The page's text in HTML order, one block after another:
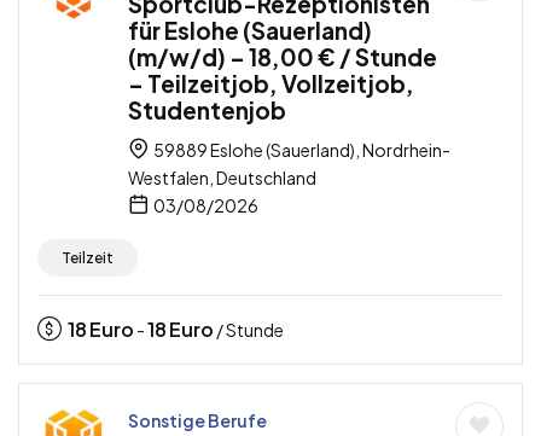
für Eslohe (Sauerland)
(m/w/d) – 18,00 € / Stunde
– Teilzeitjob, Vollzeitjob,
Studentenjob
59889 Eslohe (Sauerland), Nordrhein-
Westfalen, Deutschland
03/08/2026
Teilzeit
18Euro -18Euro / Stunde
Sonstige Berufe